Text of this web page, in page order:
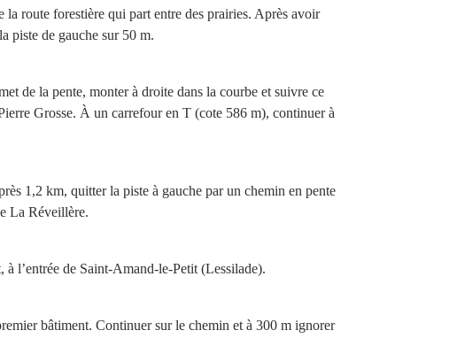
route forestière qui part entre des prairies. Après avoir
piste de gauche sur 50 m.
de la pente, monter à droite dans la courbe et suivre ce
Grosse. À un carrefour en T (cote 586 m), continuer à
1,2 km, quitter la piste à gauche par un chemin en pente
La Réveillère.
l’entrée de Saint-Amand-le-Petit (Lessilade).
bâtiment. Continuer sur le chemin et à 300 m ignorer